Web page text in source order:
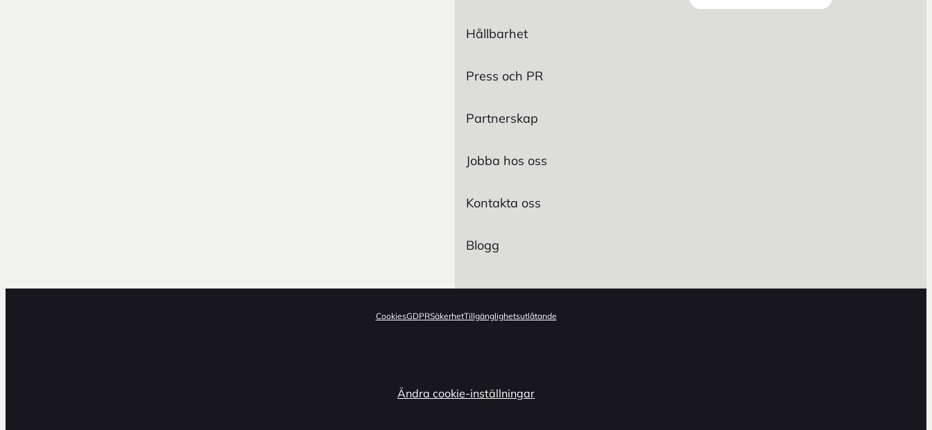
Hållbarhet
Press och PR
Partnerskap
Jobba hos oss
Kontakta oss
Blogg
CookiesGDPRSäkerhetTillgänglighetsutlåtande
Ändra cookie-inställningar